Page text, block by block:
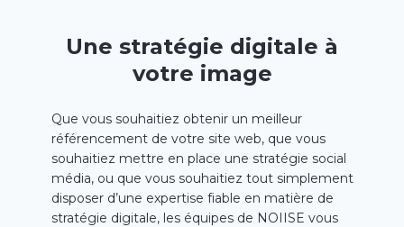
Une stratégie digitale à
votre image
Que vous souhaitiez obtenir un meilleur
référencement de votre site web, que vous
souhaitiez mettre en place une stratégie social
média, ou que vous souhaitiez tout simplement
disposer d’une expertise fiable en matière de
stratégie digitale, les équipes de NOIISE vous